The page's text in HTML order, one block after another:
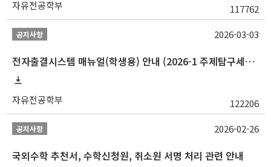
자유전공학부 117762
공지사항
전자출결시스템 매뉴얼(학생용) 안내 (2026-1 주제탐구세미나 1 (001 분반) 등)
자유전공학부 122206
2026-03-03
공지사항
국외수학 추천서, 수학신청원, 취소원 서명 처리 관련 안내
2026-02-26